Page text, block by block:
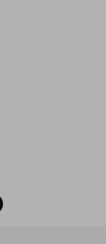
Back To Top